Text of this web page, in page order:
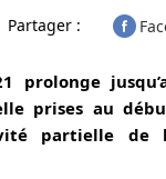
Partager :
prolonge
prises au
partielle de